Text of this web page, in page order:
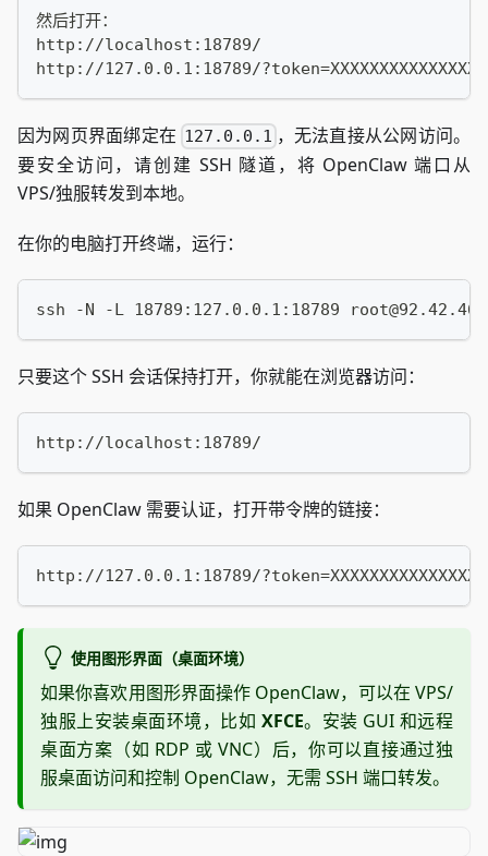
然后打开：
http://localhost:18789/
http://127.0.0.1:18789/
因为网页界面绑定在 127.0.0.1 ，无法直接从公网访问。
要安全访问，请创建 SSH 隧道，将 OpenClaw 端口从
VPS/独服转发到本地。
在你的电脑打开终端，运行：
ssh -N -L 18789:127.0.0.1:18789
只要这个 SSH 会话保持打开，你就能在浏览器访问：
http://localhost:18789/
如果 OpenClaw 需要认证，打开带令牌的链接：
http://127.0.0.1:18789/
使用图形界面（桌面环境）
如果你喜欢用图形界面操作 OpenClaw，可以在 VPS/
独服上安装桌面环境，比如 XFCE。安装 GUI 和远程
桌面方案（如 RDP 或 VNC）后，你可以直接通过独
服桌面访问和控制 OpenClaw，无需 SSH 端口转发。